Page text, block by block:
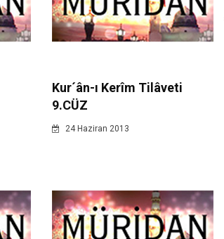
Kur´ân-ı Kerîm Tilâveti
9.CÜZ
24 Haziran 2013